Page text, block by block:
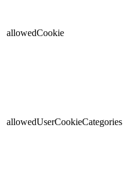
allowedCookie
allowedUserCookieCategories